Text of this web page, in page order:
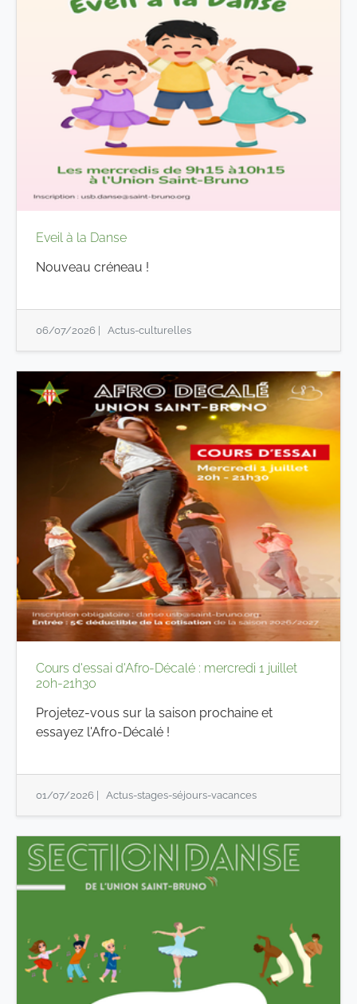
Eveil à la Danse
Nouveau créneau !
06/07/2026 Actus-culturelles
Cours d'essai d'Afro-Décalé : mercredi 1 juillet
20h-21h30
Projetez-vous sur la saison prochaine et
essayez l'Afro-Décalé !
01/07/2026 Actus-stages-séjours-vacances